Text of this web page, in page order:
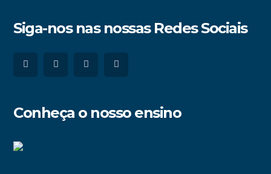
Siga-nos nas nossas Redes Sociais
Conheça o nosso ensino